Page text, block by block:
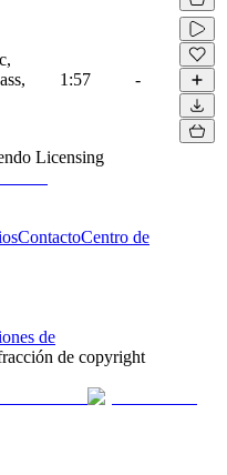
1:57 -
Licensing
ContactoCentro de
de
de copyright